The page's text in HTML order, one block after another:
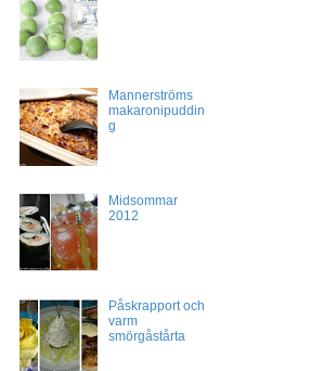
Mannerströms
makaronipuddin
g
Midsommar
2012
Påskrapport och
varm
smörgåstårta